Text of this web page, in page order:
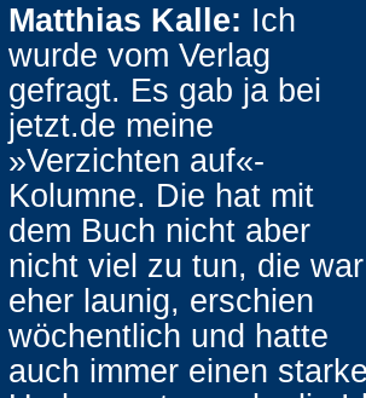
Matthias Kalle: Ich
wurde vom Verlag
gefragt. Es gab ja bei
jetzt.de meine
»Verzichten auf«-
Kolumne. Die hat mit
dem Buch nicht aber
nicht viel zu tun, die war
eher launig, erschien
wöchentlich und hatte
auch immer einen